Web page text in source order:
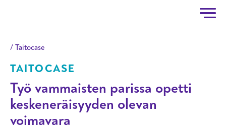
Taitocase
Työ vammaisten parissa opetti
keskeneräisyyden olevan
voimavara
TAITOCASE